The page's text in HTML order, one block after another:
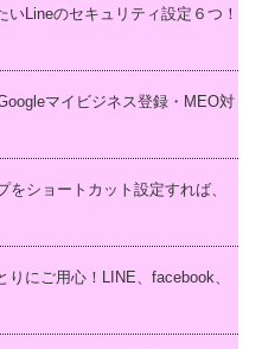
いLineのセキュリティ設定６つ！
マイビジネス登録・MEO対
ショートカット設定すれば、
にご用心！LINE、facebook、